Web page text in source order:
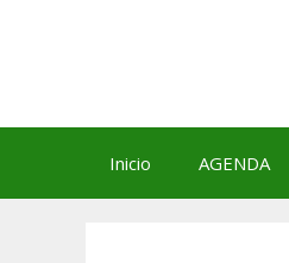
Inicio AGENDA